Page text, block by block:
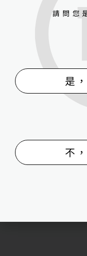
詳細資訊 →
Irontechdoll 鐵藝全
人娃娃 163cm+S38
請問您
是
不